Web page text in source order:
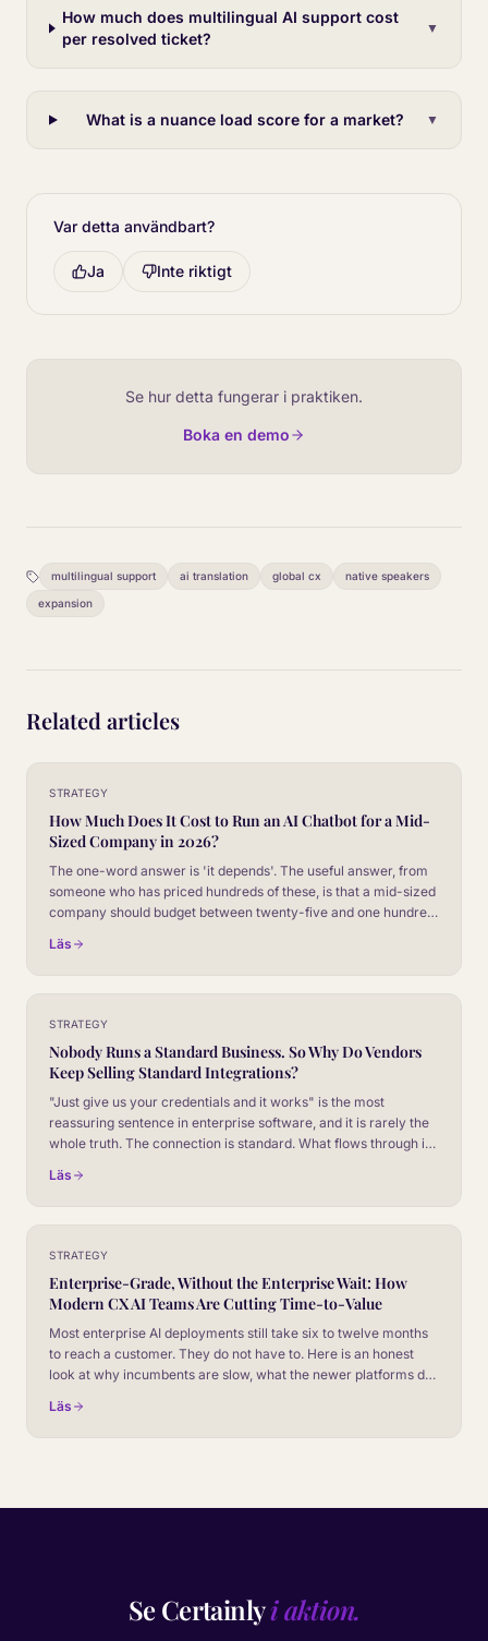
How much does multilingual AI support cost
per resolved ticket?
▼
What is a nuance load score for a market? ▼
Var detta användbart?
Ja Inte riktigt
Se hur detta fungerar i praktiken.
Boka en demo
multilingual support ai translation global cx native speakers
expansion
Related articles
STRATEGY
How Much Does It Cost to Run an AI Chatbot for a Mid-
Sized Company in 2026?
The one-word answer is 'it depends'. The useful answer, from
someone who has priced hundreds of these, is that a mid-sized
company should budget between twenty-five and one hundred
number covers and where it moves.
Läs
STRATEGY
Nobody Runs a Standard Business. So Why Do Vendors
Keep Selling Standard Integrations?
"Just give us your credentials and it works" is the most
reassuring sentence in enterprise software, and it is rarely the
whole truth. The connection is standard. What flows through it
it tends to be the start of a much better deployment.
Läs
STRATEGY
Enterprise-Grade, Without the Enterprise Wait: How
Modern CX AI Teams Are Cutting Time-to-Value
Most enterprise AI deployments still take six to twelve months
to reach a customer. They do not have to. Here is an honest
look at why incumbents are slow, what the newer platforms do
without giving up the controls your security team will
Läs
Se Certainlyi aktion.